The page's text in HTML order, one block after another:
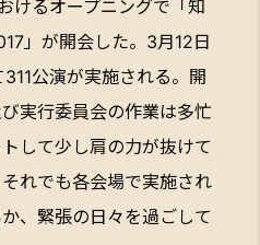
けるオープニングで「知
」が開会した。3月12日
公演が実施される。開
実行委員会の作業は多忙
して少し肩の力が抜けて
れでも各会場で実施され
、緊張の日々を過ごして